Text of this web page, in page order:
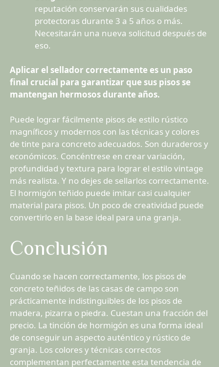
reputación conservarán sus cualidades
protectoras durante 3 a 5 años o más.
Necesitarán una nueva solicitud después de
eso.
Aplicar el sellador correctamente es un paso
final crucial para garantizar que sus pisos se
mantengan hermosos durante años.
Puede lograr fácilmente pisos de estilo rústico
magníficos y modernos con las técnicas y colores
de tinte para concreto adecuados. Son duraderos y
económicos. Concéntrese en crear variación,
profundidad y textura para lograr el estilo vintage
más realista. Y no dejes de sellarlos correctamente.
El hormigón teñido puede imitar casi cualquier
material para pisos. Un poco de creatividad puede
convertirlo en la base ideal para una granja.
Conclusión
Cuando se hacen correctamente, los pisos de
concreto teñidos de las casas de campo son
prácticamente indistinguibles de los pisos de
madera, pizarra o piedra. Cuestan una fracción del
precio. La tinción de hormigón es una forma ideal
de conseguir un aspecto auténtico y rústico de
granja. Los colores y técnicas correctos
complementan perfectamente esta tendencia de